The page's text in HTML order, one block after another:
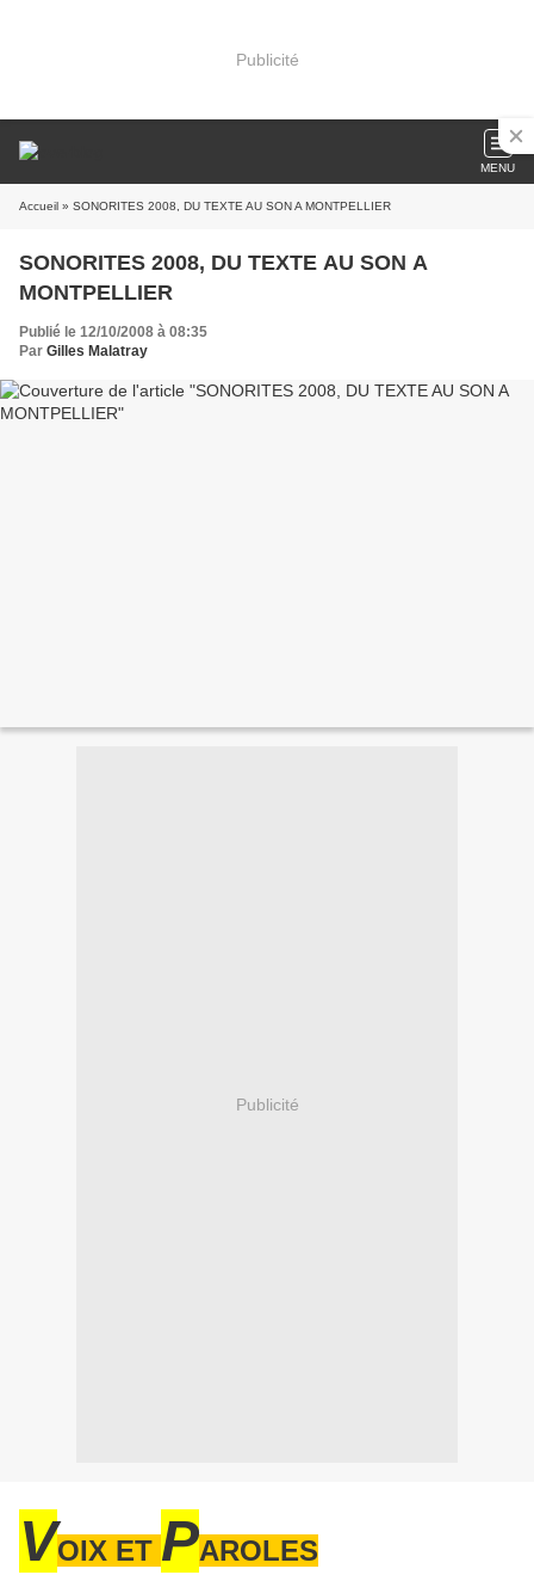
Publicité
MENU
Accueil » SONORITES 2008, DU TEXTE AU SON A MONTPELLIER
SONORITES 2008, DU TEXTE AU SON A
MONTPELLIER
Publié le 12/10/2008 à 08:35
Par Gilles Malatray
Publicité
VOIX ET PAROLES